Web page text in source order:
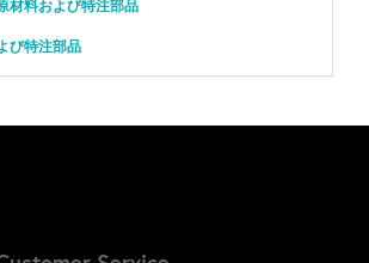
材料および特注部品
び特注部品